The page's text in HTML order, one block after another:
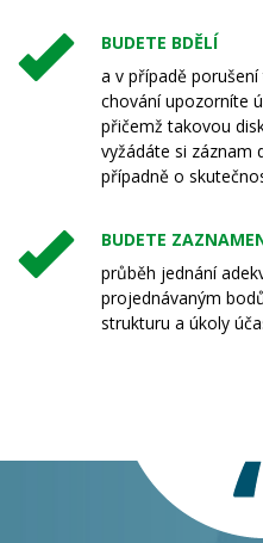
BUDETE BDĚLÍ
a v případě
chování upozorníte
přičemž takovou
vyžádáte si záznam
případně o
BUDETE
průběh jednání
projednávaným
strukturu a úkoly